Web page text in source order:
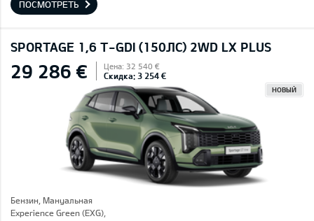
ПОСМОТРЕТЬ
SPORTAGE 1,6 T-GDI (150ЛС) 2WD LX PLUS
29 286 € Цена: 32 540 €
Скидка: 3 254 €
НОВЫЙ
Бензин, Mануальная
Experience Green (EXG),